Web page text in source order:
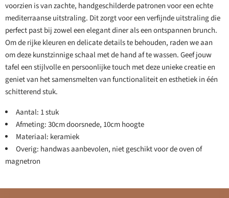
voorzien is van zachte, handgeschilderde patronen voor een echte
mediterraanse uitstraling. Dit zorgt voor een verfijnde uitstraling die
perfect past bij zowel een elegant diner als een ontspannen brunch.
Om de rijke kleuren en delicate details te behouden, raden we aan
om deze kunstzinnige schaal met de hand af te wassen. Geef jouw
tafel een stijlvolle en persoonlijke touch met deze unieke creatie en
geniet van het samensmelten van functionaliteit en esthetiek in één
schitterend stuk.
Aantal: 1 stuk
Afmeting: 30cm doorsnede, 10cm hoogte
Materiaal: keramiek
Overig: handwas aanbevolen, niet geschikt voor de oven of
magnetron